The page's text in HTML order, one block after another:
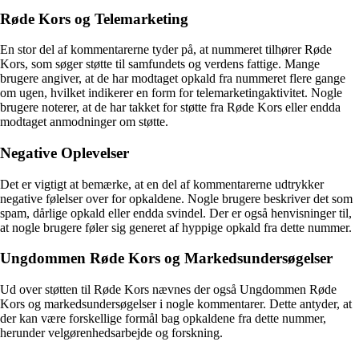
Røde Kors og Telemarketing
En stor del af kommentarerne tyder på, at nummeret tilhører Røde
Kors, som søger støtte til samfundets og verdens fattige. Mange
brugere angiver, at de har modtaget opkald fra nummeret flere gange
om ugen, hvilket indikerer en form for telemarketingaktivitet. Nogle
brugere noterer, at de har takket for støtte fra Røde Kors eller endda
modtaget anmodninger om støtte.
Negative Oplevelser
Det er vigtigt at bemærke, at en del af kommentarerne udtrykker
negative følelser over for opkaldene. Nogle brugere beskriver det som
spam, dårlige opkald eller endda svindel. Der er også henvisninger til,
at nogle brugere føler sig generet af hyppige opkald fra dette nummer.
Ungdommen Røde Kors og Markedsundersøgelser
Ud over støtten til Røde Kors nævnes der også Ungdommen Røde
Kors og markedsundersøgelser i nogle kommentarer. Dette antyder, at
der kan være forskellige formål bag opkaldene fra dette nummer,
herunder velgørenhedsarbejde og forskning.